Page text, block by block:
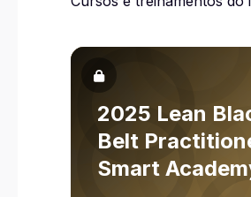
Severino Abad
Profesor
Oriol Cuatrecasas
Archivos del resumen del
Archivos del resumen
Nombre del
2025 Lean
Belt
Smart